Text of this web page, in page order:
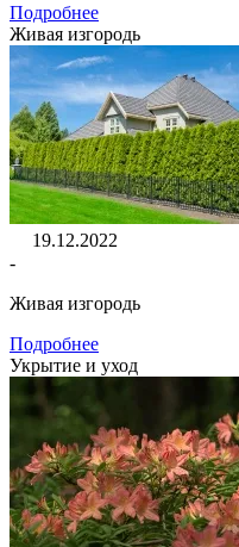
Подробнее
Живая изгородь
19.12.2022
-
Живая изгородь
Подробнее
Укрытие и уход